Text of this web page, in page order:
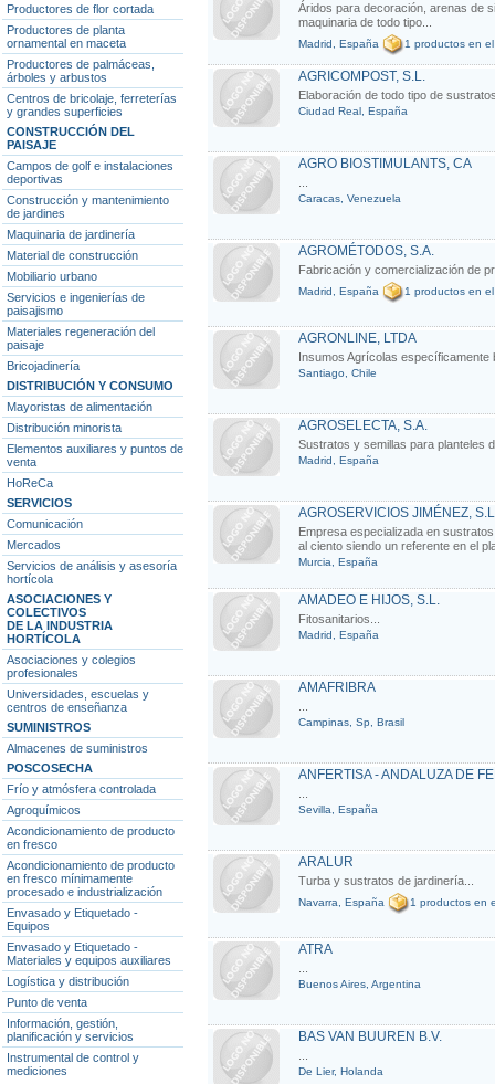
Productores de flor cortada
Productores de planta
ornamental en maceta
Productores de palmáceas,
árboles y arbustos
Centros de bricolaje, ferreterías
y grandes superficies
CONSTRUCCIÓN DEL
PAISAJE
Campos de golf e instalaciones
deportivas
Construcción y mantenimiento
de jardines
Maquinaria de jardinería
Material de construcción
Mobiliario urbano
Servicios e ingenierías de
paisajismo
Materiales regeneración del
paisaje
Bricojadinería
DISTRIBUCIÓN Y CONSUMO
Mayoristas de alimentación
Distribución minorista
Elementos auxiliares y puntos de
venta
HoReCa
SERVICIOS
Comunicación
Mercados
Servicios de análisis y asesoría
hortícola
ASOCIACIONES Y
COLECTIVOS
DE LA INDUSTRIA
HORTÍCOLA
Asociaciones y colegios
profesionales
Universidades, escuelas y
centros de enseñanza
SUMINISTROS
Almacenes de suministros
POSCOSECHA
Frío y atmósfera controlada
Agroquímicos
Acondicionamiento de producto
en fresco
Acondicionamiento de producto
en fresco mínimamente
procesado e industrialización
Envasado y Etiquetado -
Equipos
Envasado y Etiquetado -
Materiales y equipos auxiliares
Logística y distribución
Punto de venta
Información, gestión,
planificación y servicios
Instrumental de control y
mediciones
Áridos para decoración, arenas de
maquinaria de todo tipo...
Madrid, España 1 productos en
AGRICOMPOST, S.L.
Elaboración de todo tipo de
Ciudad Real, España
AGRO BIOSTIMULANTS, CA
Caracas, Venezuela
AGROMÉTODOS, S.A.
Fabricación y comercialización de
Madrid, España 1 productos en
AGRONLINE, LTDA
Insumos Agrícolas
Santiago, Chile
AGROSELECTA, S.A.
Sustratos y semillas para planteles
Madrid, España
AGROSERVICIOS JIMÉNEZ,
Empresa especializada en
al ciento siendo un referente en el
Murcia, España
AMADEO E HIJOS, S.L.
Fitosanitarios...
Madrid, España
AMAFRIBRA
Campinas, Sp, Brasil
ANFERTISA - ANDALUZA DE
Sevilla, España
ARALUR
Turba y sustratos de jardinería...
Navarra, España 1 productos en
ATRA
Buenos Aires, Argentina
BAS VAN BUUREN B.V.
De Lier, Holanda